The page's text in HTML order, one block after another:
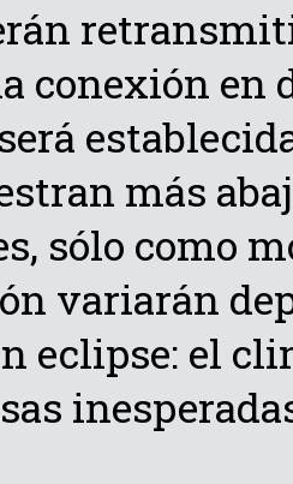
conexión en
más
sólo como
variarán
eclipse: el